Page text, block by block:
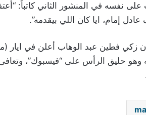
على نفسه في المنشور الثاني كاتباً:
إمام، ايا كان اللي بيقدمه”.
زكي فطين عبد الوهاب أعلن في ايار
وهو حليق الرأس على “فيسبوك”،